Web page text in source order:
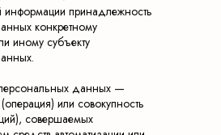
информации принадлежность
конкретному
иному субъекту
данных —
или совокупность
совершаемых